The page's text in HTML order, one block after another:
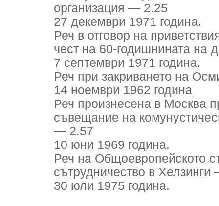
организация — 2.25
27 декември 1971 година.
Реч в отговор на
чест на 60-годишнината на
7 септември 1971 година.
Реч при закриването на
14 ноември 1962 година
Реч произнесена в Москва
съвещание на
— 2.57
10 юни 1969 година.
Реч на Общоевропейското
сътрудничество в
30 юли 1975 година.